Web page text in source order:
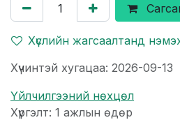
Хүслийн жагсаалтанд
Хүчинтэй хугацаа: 2026-09-13
Үйлчилгээний нөхцөл
Хүргэлт: 1 ажлын өдөр